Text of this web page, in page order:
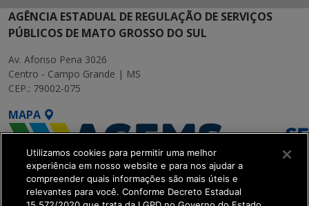
AGÊNCIA ESTADUAL DE REGULAÇÃO DE SERVIÇOS
PÚBLICOS DE MATO GROSSO DO SUL
Av. Afonso Pena 3026
Centro - Campo Grande | MS
CEP.: 79002-075
MAPA
Utilizamos cookies para permitir uma melhor
experiência em nosso website e para nos ajudar a
compreender quais informações são mais úteis e
relevantes para você. Conforme Decreto Estadual